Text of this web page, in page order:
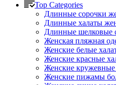
Top Categories
Длинные сорочки
Длинные халаты
Длинные шелковые
Женская пляжная
Женские белые
Женские красные
Женские
Женские пижамы